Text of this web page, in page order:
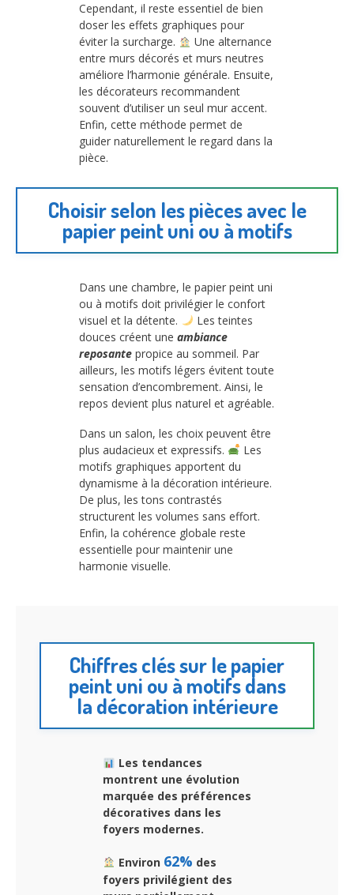
Cependant, il reste essentiel de bien
doser les effets graphiques pour
éviter la surcharge.
Une alternance
entre murs décorés et murs neutres
améliore l’harmonie générale. Ensuite,
les décorateurs recommandent
souvent d’utiliser un seul mur accent.
Enfin, cette méthode permet de
guider naturellement le regard dans la
pièce.
Choisir selon les pièces avec le
papier peint uni ou à motifs
Dans une chambre, le papier peint uni
ou à motifs doit privilégier le confort
visuel et la détente.
Les teintes
douces créent une ambiance
reposante propice au sommeil. Par
ailleurs, les motifs légers évitent toute
sensation d’encombrement. Ainsi, le
repos devient plus naturel et agréable.
Dans un salon, les choix peuvent être
plus audacieux et expressifs.
Les
motifs graphiques apportent du
dynamisme à la décoration intérieure.
De plus, les tons contrastés
structurent les volumes sans effort.
Enfin, la cohérence globale reste
essentielle pour maintenir une
harmonie visuelle.
Chiffres clés sur le papier
peint uni ou à motifs dans
la décoration intérieure
Les tendances
montrent une évolution
marquée des préférences
décoratives dans les
foyers modernes.
Environ 62% des
foyers privilégient des